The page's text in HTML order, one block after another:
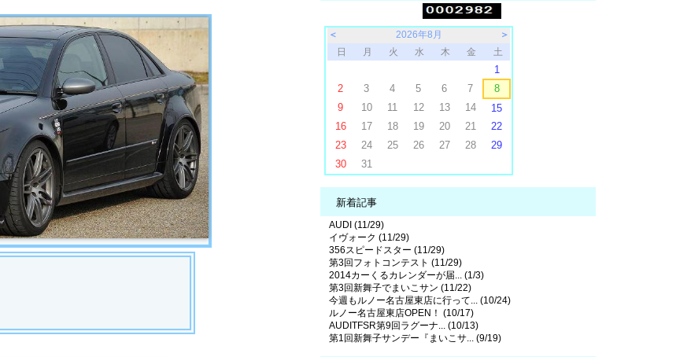
＜ 2026年8月
＞
日
月 火 水 木 金 土
1
2
3 4 5 6 7
8
9
10 11 12 13 14
15
16
17 18 19 20 21
22
23
24 25 26 27 28
29
30
31
新着記事
AUDI (11/29)
イヴォーク (11/29)
356スピードスター (11/29)
第3回フォトコンテスト (11/29)
2014カーくるカレンダーが届... (1/3)
第3回新舞子でまいこサン (11/22)
今週もルノー名古屋東店に行って... (10/24)
ルノー名古屋東店OPEN！ (10/17)
AUDITFSR第9回ラグーナ... (10/13)
第1回新舞子サンデー『まいこサ... (9/19)